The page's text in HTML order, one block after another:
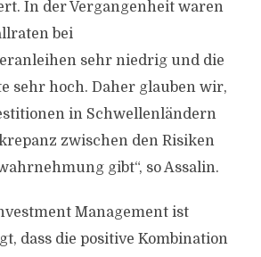
In der Vergangenheit waren
bei
sehr niedrig und die
sehr hoch. Daher glauben wir,
in Schwellenländern
zwischen den Risiken
gibt“, so Assalin.
Management ist
dass die positive Kombination